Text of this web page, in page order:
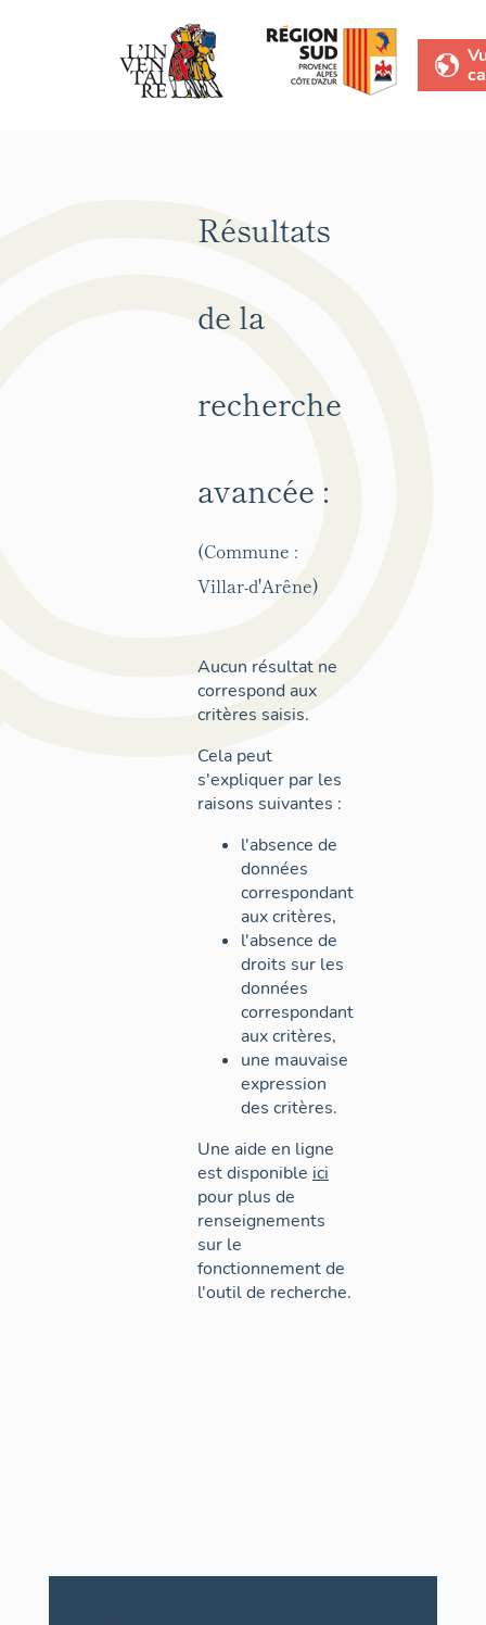
Résultats
de la
recherche
avancée :
(Commune :
Villar-d'Arêne)
Aucun résultat ne
correspond aux
critères saisis.
Cela peut
s'expliquer par les
raisons suivantes :
l'absence de
données
correspondant
aux critères,
l'absence de
droits sur les
données
correspondant
aux critères,
une mauvaise
expression
des critères.
Une aide en ligne
est disponible ici
pour plus de
renseignements
sur le
fonctionnement de
l'outil de recherche.